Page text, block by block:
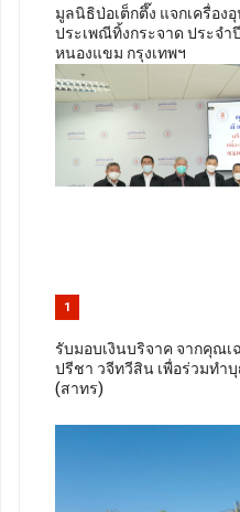
มูลนิธิป่อเต็กตึ๊ง แจกเครื่อง
ประเพณีทิ้งกระจาด ประจ
หนองแขม กรุงเทพฯ
1
รับมอบเงินบริจาค จากคุณ
ปรีชา วจีทวีสิน เพื่อร่วมทำ
(สาทร)